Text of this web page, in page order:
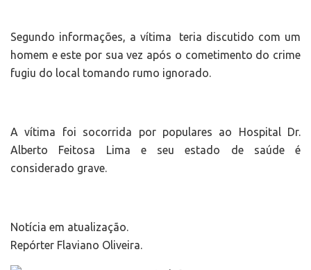
Segundo informações, a vítima teria discutido com um
homem e este por sua vez após o cometimento do crime
fugiu do local tomando rumo ignorado.
A vítima foi socorrida por populares ao Hospital Dr.
Alberto Feitosa Lima e seu estado de saúde é
considerado grave.
Notícia em atualização.
Repórter Flaviano Oliveira.